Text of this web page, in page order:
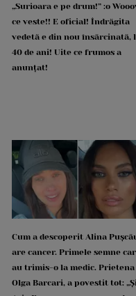
„Surioara e pe drum!” :o
ce veste!! E oficial! Îndrăgita
vedetă e din nou însărcinată,
40 de ani! Uite ce frumos a
anunțat!
Cum a descoperit Alina
are cancer. Primele semne
au trimis-o la medic. Prietena
Olga Barcari, a povestit tot: